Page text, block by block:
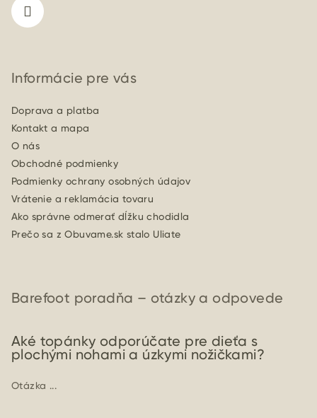
Informácie pre vás
Doprava a platba
Kontakt a mapa
O nás
Obchodné podmienky
Podmienky ochrany osobných údajov
Vrátenie a reklamácia tovaru
Ako správne odmerať dĺžku chodidla
Prečo sa z Obuvame.sk stalo Uliate
Barefoot poradňa – otázky a odpovede
Aké topánky odporúčate pre dieťa s
plochými nohami a úzkymi nožičkami?
Otázka ...